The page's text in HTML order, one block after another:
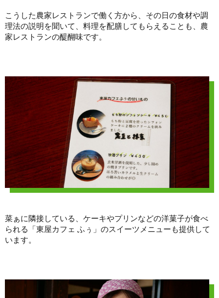
こうした農家レストランで働く方から、その日の食材や調
理法の説明を聞いて、料理を配膳してもらえることも、農
家レストランの醍醐味です。
菜ぁに隣接している、ケーキやプリンなどの洋菓子が食べ
られる「東屋カフェ ふぅ」のスイーツメニューも提供して
います。